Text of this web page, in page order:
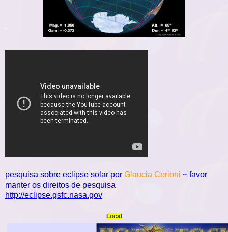
pesquisa sobre eclipse solar por Glaucia Cerioni ~ favor
manter os direitos de pesquisa
http://eclipse.gsfc.nasa.gov
Local